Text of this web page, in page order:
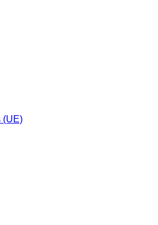
newsletter
(UE)